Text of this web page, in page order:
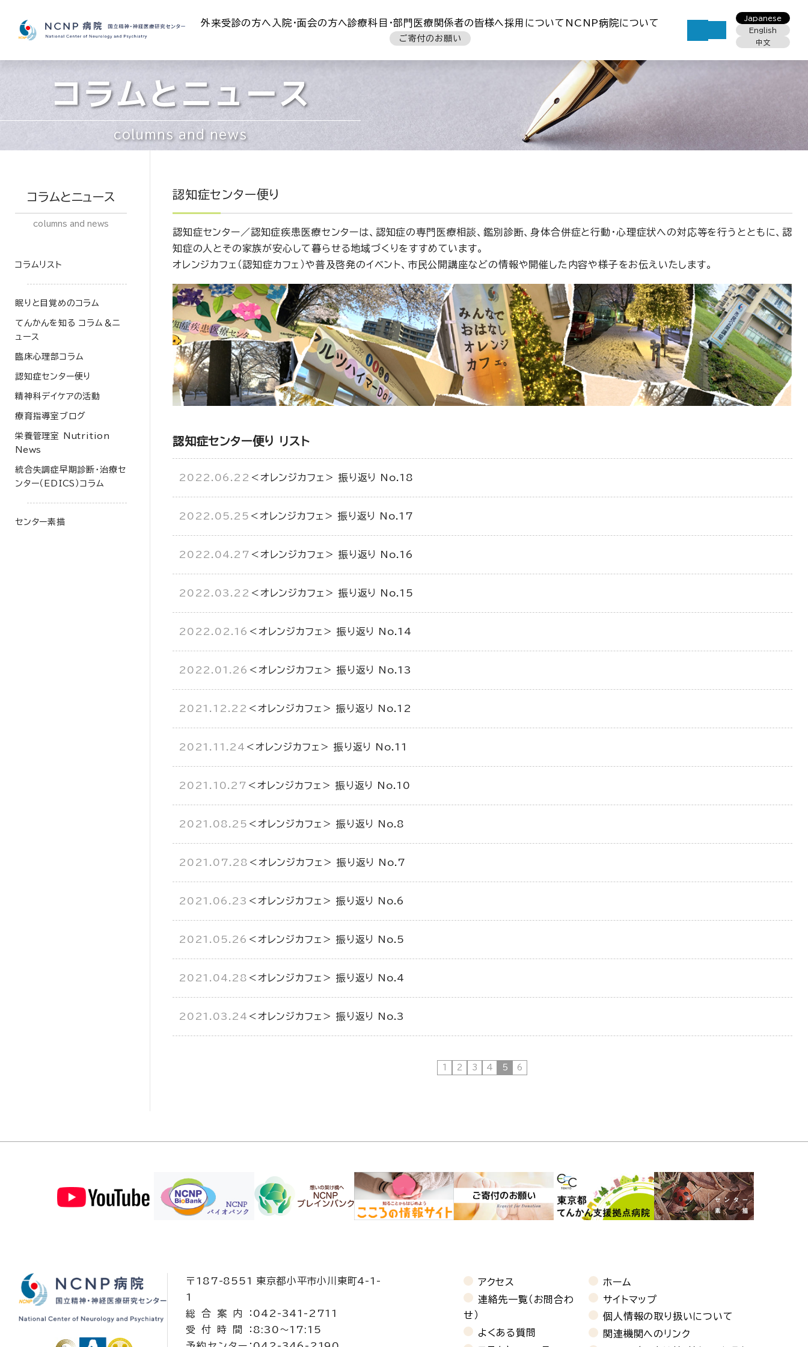
外来受診の方へ 入院・面会の方へ診療科目・部門 医療関係者の皆様へ採用について NCNP病院について
ご寄付のお願い
Japanese
English
中文
コラムとニュース
columns and news
コラムとニュース
columns and news
コラムリスト
眠りと目覚めのコラム
てんかんを知る コラム＆ニ
ュース
臨床心理部コラム
認知症センター便り
精神科デイケアの活動
療育指導室ブログ
栄養管理室 Nutrition
News
統合失調症早期診断・治療セ
ンター（EDICS）コラム
センター素描
認知症センター便り
認知症センター／認知症疾患医療センターは、認知症の専門医療相談、鑑別診断、身体合併症と行動・心理症状への対応等を行うとともに、認
知症の人とその家族が安心して暮らせる地域づくりをすすめています。
オレンジカフェ（認知症カフェ）や普及啓発のイベント、市民公開講座などの情報や開催した内容や様子をお伝えいたします。
認知症センター便り リスト
2022.06.22 ＜オレンジカフェ＞ 振り返り No.18
2022.05.25 ＜オレンジカフェ＞ 振り返り No.17
2022.04.27 ＜オレンジカフェ＞ 振り返り No.16
2022.03.22 ＜オレンジカフェ＞ 振り返り No.15
2022.02.16 ＜オレンジカフェ＞ 振り返り No.14
2022.01.26 ＜オレンジカフェ＞ 振り返り No.13
2021.12.22 ＜オレンジカフェ＞ 振り返り No.12
2021.11.24 ＜オレンジカフェ＞ 振り返り No.11
2021.10.27 ＜オレンジカフェ＞ 振り返り No.10
2021.08.25 ＜オレンジカフェ＞ 振り返り No.8
2021.07.28 ＜オレンジカフェ＞ 振り返り No.7
2021.06.23 ＜オレンジカフェ＞ 振り返り No.6
2021.05.26 ＜オレンジカフェ＞ 振り返り No.5
2021.04.28 ＜オレンジカフェ＞ 振り返り No.4
2021.03.24 ＜オレンジカフェ＞ 振り返り No.3
2 3 4 5 6
〒187-8551 東京都小平市小川東町4-1-
1
総合案内： 042-341-2711
受付時間： 8:30〜17:15
アクセス
連絡先一覧（お問合わ
せ）
よくある質問
ホーム
サイトマップ
個人情報の取り扱いについて
関連機関へのリンク